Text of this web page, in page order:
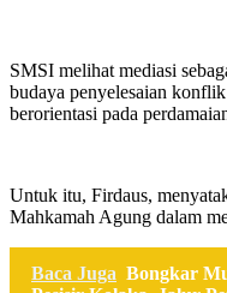
SMSI melihat mediasi
budaya penyelesaian
berorientasi pada
Untuk itu, Firdaus,
Mahkamah Agung dalam
Baca Juga Bongkar